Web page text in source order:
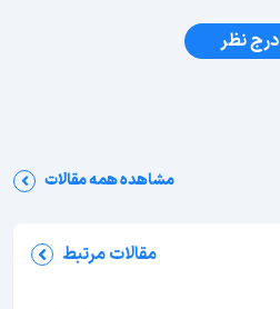
درج نظر
مشاهده همه مقالات
مقالات مرتبط